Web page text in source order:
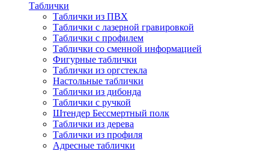
Таблички
Таблички из ПВХ
Таблички с лазерной гравировкой
Таблички с профилем
Таблички со сменной информацией
Фигурные таблички
Таблички из оргстекла
Настольные таблички
Таблички из дибонда
Таблички с ручкой
Штендер Бессмертный полк
Таблички из дерева
Таблички из профиля
Адресные таблички